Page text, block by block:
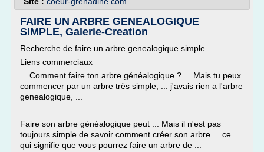
FAIRE UN ARBRE GENEALOGIQUE
SIMPLE, Galerie-Creation
Recherche de faire un arbre genealogique simple
Liens commerciaux
... Comment faire ton arbre généalogique ? ... Mais tu peux
commencer par un arbre très simple, ... j'avais rien a l'arbre
genealogique, ...
Faire son arbre généalogique peut ... Mais il n'est pas
toujours simple de savoir comment créer son arbre ... ce
qui signifie que vous pourrez faire un arbre de ...